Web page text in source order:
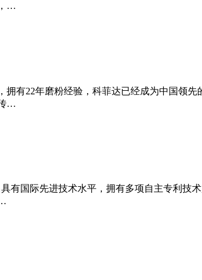
…
拥有22年磨粉经验，科菲达已经成为中国领
…
有国际先进技术水平，拥有多项自主专利